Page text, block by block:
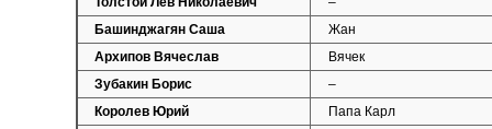
Башинджагян Саша
Жан
Архипов Вячеслав
Вячек
Зубакин Борис
–
Королев Юрий
Папа Карл